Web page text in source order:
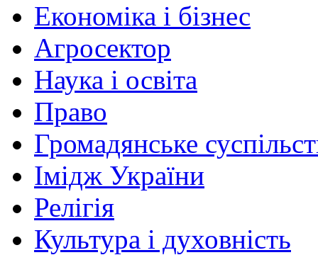
Економіка і бізнес
Агросектор
Наука і освіта
Право
Громадянське
Імідж України
Релігія
Культура і духовність